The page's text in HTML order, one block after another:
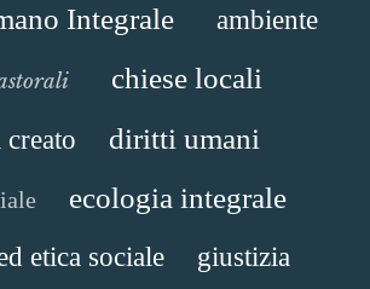
Integrale
ambiente
chiese locali
diritti umani
ecologia integrale
etica sociale giustizia